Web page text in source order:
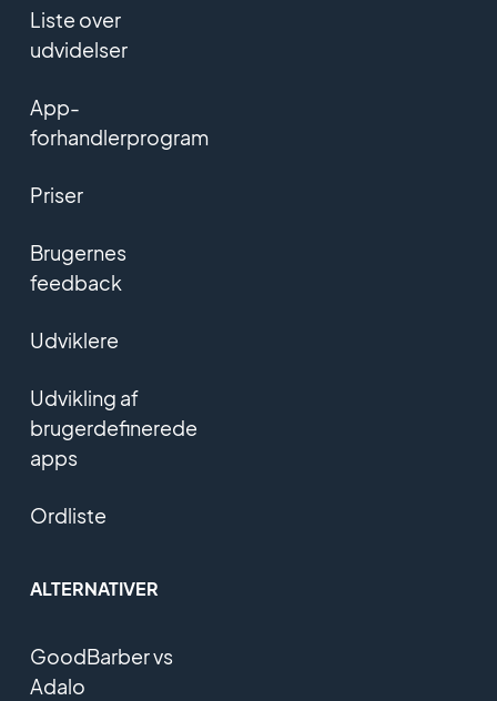
Liste over
udvidelser
App-
forhandlerprogram
Priser
Brugernes
feedback
Udviklere
Udvikling af
brugerdefinerede
apps
Ordliste
ALTERNATIVER
GoodBarber vs
Adalo